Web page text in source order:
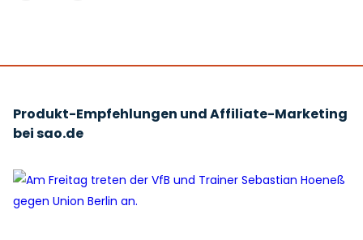
Produkt-Empfehlungen und Affiliate-Marketing
bei sao.de